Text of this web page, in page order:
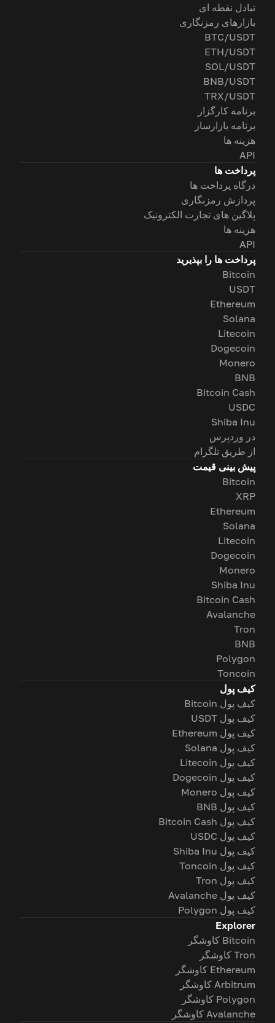
تبادل نقطه ای
بازارهای رمزنگاری
BTC/USDT
ETH/USDT
SOL/USDT
BNB/USDT
TRX/USDT
برنامه کارگزار
برنامه بازارساز
هزینه ها
API
پرداخت ها
درگاه پرداخت ها
پردازش رمزنگاری
پلاگین های تجارت الکترونیک
هزینه ها
API
پرداخت ها را بپذیرید
Bitcoin
USDT
Ethereum
Solana
Litecoin
Dogecoin
Monero
BNB
Bitcoin Cash
USDC
Shiba Inu
در وردپرس
از طریق تلگرام
پیش بینی قیمت
Bitcoin
XRP
Ethereum
Solana
Litecoin
Dogecoin
Monero
Shiba Inu
Bitcoin Cash
Avalanche
Tron
BNB
Polygon
Toncoin
کیف پول
کیف پول Bitcoin
کیف پول USDT
کیف پول Ethereum
کیف پول Solana
کیف پول Litecoin
کیف پول Dogecoin
کیف پول Monero
کیف پول BNB
کیف پول Bitcoin Cash
کیف پول USDC
کیف پول Shiba Inu
کیف پول Toncoin
کیف پول Tron
کیف پول Avalanche
کیف پول Polygon
Explorer
Bitcoin کاوشگر
Tron کاوشگر
Ethereum کاوشگر
Arbitrum کاوشگر
Polygon کاوشگر
Avalanche کاوشگر